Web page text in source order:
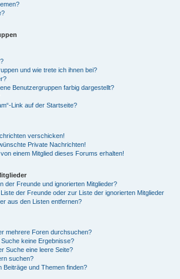
und wie trete ich ihnen bei?
Benutzergruppen farbig dargestellt?
Link auf der Startseite?
verschicken!
Private Nachrichten!
einem Mitglied dieses Forums erhalten!
der Freunde und ignorierten Mitglieder?
der Freunde oder zur Liste der ignorierten Mitglieder
aus den Listen entfernen?
mehrere Foren durchsuchen?
keine Ergebnisse?
Suche eine leere Seite?
suchen?
Beiträge und Themen finden?